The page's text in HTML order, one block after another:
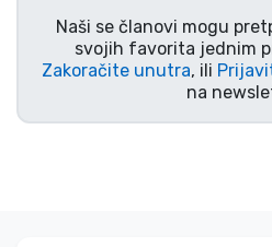
Naši se članovi mogu
svojih favorita jednim
Zakoračite unutra, ili
na
Marke